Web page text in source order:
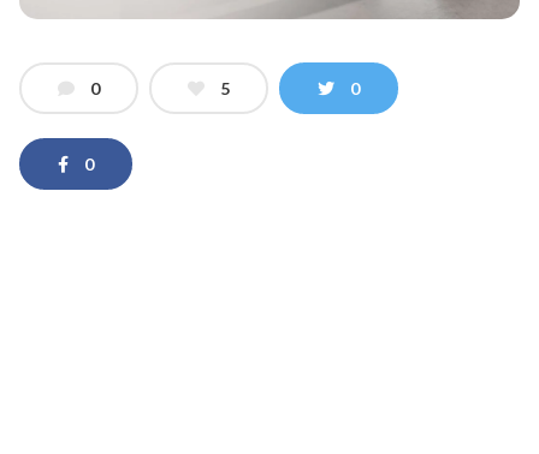
0 5 0
0